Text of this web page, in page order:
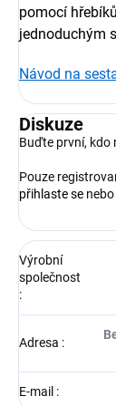
pomocí
jednoduchým
Návod na
Diskuze
Buďte první, kdo
Pouze
přihlaste se
Výrobní
společnost
:
Adresa :
E-mail :